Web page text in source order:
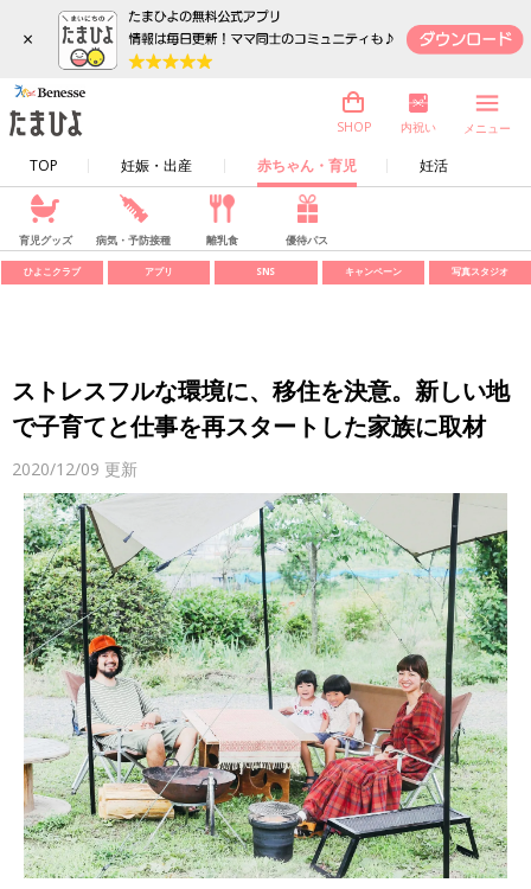
×
TOP 妊娠・出産 赤ちゃん・育児 妊活
SHOP 内祝い メニュー
育児グッズ 病気・予防接種 離乳食 優待パス
ひよこクラブ アプリ SNS キャンペーン 写真スタジオ
ストレスフルな環境に、移住を決意。新しい地
で子育てと仕事を再スタートした家族に取材
2020/12/09 更新